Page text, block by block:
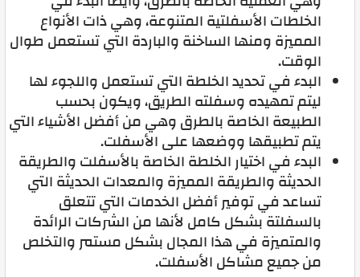
الخلطات الأسفلتية المتنوعة، وهي ذات الأنواع
المميزة ومنها الساخنة والباردة التي تستعمل طوال
الوقت.
البدء في تحديد الخلطة التي تستعمل واللجوء لها
ليتم تمهيده وسفلته الطريق، ويكون بحسب
الطبيعة الخاصة بالطرق وهي من أفضل الأشياء التي
يتم تطبيقها ووضعها على الأسفلت.
البدء في اختيار الخلطة الخاصة بالأسفلت والطريقة
الحديثة والطريقة المميزة والمعدات الحديثة التي
تساعد في توفير أفضل الخدمات التي تتعلق
بالسفلتة بشكل كامل لأنها من الشركات الرائدة
والمتميزة في هذا المجال بشكل مستمر والتخلص
من جميع مشاكل الأسفلت.